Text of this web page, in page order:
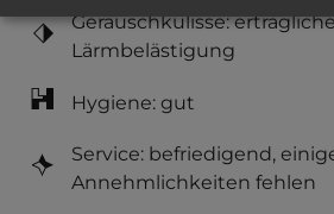
Geräuschkulisse:
Lärmbelästigung
Hygiene: gut
Service: befriedigend,
Annehmlichkeiten fehlen